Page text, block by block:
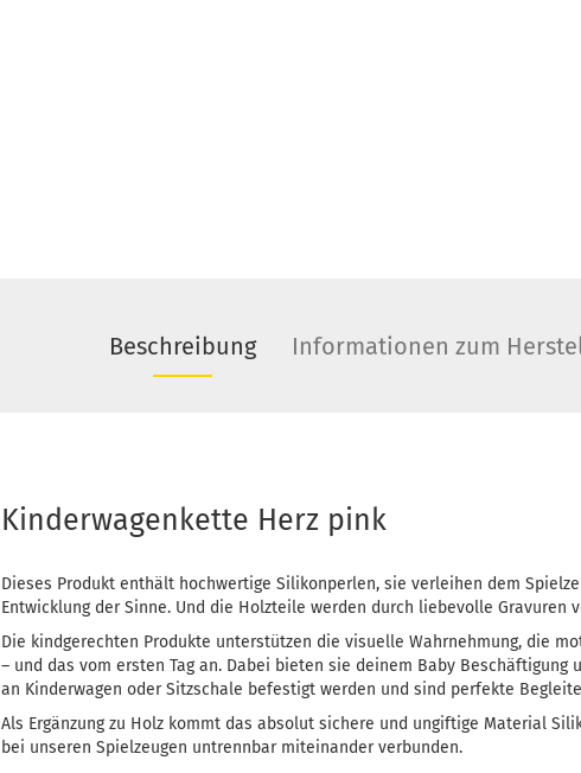
Beschreibung Informationen zum
Kinderwagenkette Herz pink
Dieses Produkt enthält hochwertige Silikonperlen, sie verleihen dem
Entwicklung der Sinne. Und die Holzteile werden durch liebevolle Gravuren
Die kindgerechten Produkte unterstützen die visuelle Wahrnehmung, die
– und das vom ersten Tag an. Dabei bieten sie deinem Baby Beschäftigung
an Kinderwagen oder Sitzschale befestigt werden und sind perfekte
Als Ergänzung zu Holz kommt das absolut sichere und ungiftige Material
bei unseren Spielzeugen untrennbar miteinander verbunden.